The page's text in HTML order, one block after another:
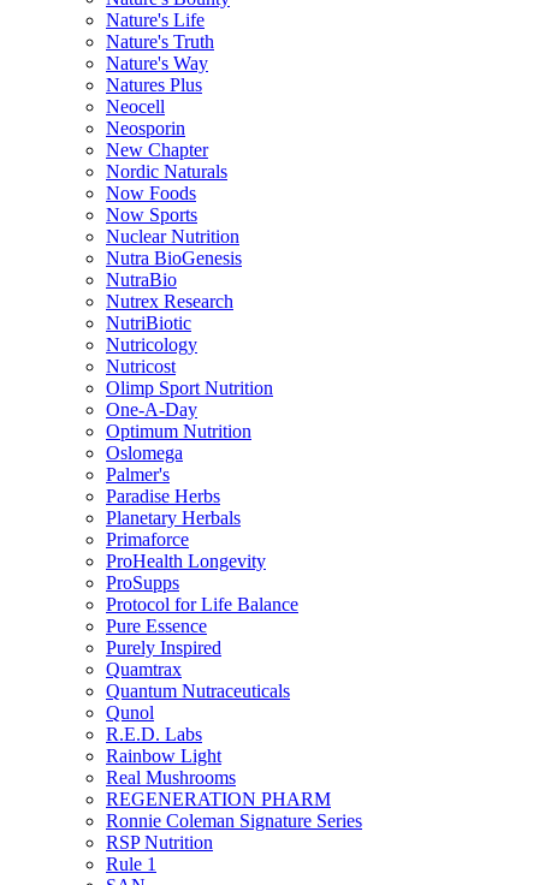
Nature's Life
Nature's Truth
Nature's Way
Natures Plus
Neocell
Neosporin
New Chapter
Nordic Naturals
Now Foods
Now Sports
Nuclear Nutrition
Nutra BioGenesis
NutraBio
Nutrex Research
NutriBiotic
Nutricology
Nutricost
Olimp Sport Nutrition
One-A-Day
Optimum Nutrition
Oslomega
Palmer's
Paradise Herbs
Planetary Herbals
Primaforce
ProHealth Longevity
ProSupps
Protocol for Life Balance
Pure Essence
Purely Inspired
Quamtrax
Quantum Nutraceuticals
Qunol
R.E.D. Labs
Rainbow Light
Real Mushrooms
REGENERATION PHARM
Ronnie Coleman Signature Series
RSP Nutrition
Rule 1